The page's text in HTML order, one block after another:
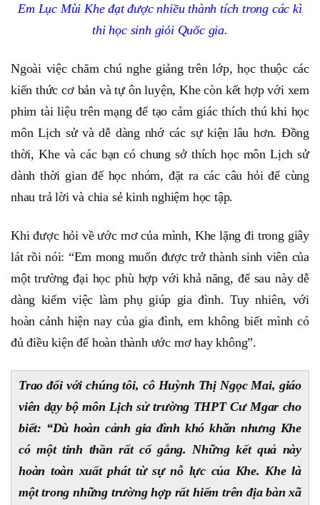
Em Lục Mùi Khe đạt được nhiều thành tích trong các kì
thi học sinh giỏi Quốc gia.
Ngoài việc chăm chú nghe giảng trên lớp, học thuộc các
kiến thức cơ bản và tự ôn luyện, Khe còn kết hợp với xem
phim tài liệu trên mạng để tạo cảm giác thích thú khi học
môn Lịch sử và dễ dàng nhớ các sự kiện lâu hơn. Đồng
thời, Khe và các bạn có chung sở thích học môn Lịch sử
dành thời gian để học nhóm, đặt ra các câu hỏi để cùng
nhau trả lời và chia sẻ kinh nghiệm học tập.
Khi được hỏi về ước mơ của mình, Khe lặng đi trong giây
lát rồi nói: “Em mong muốn được trở thành sinh viên của
một trường đại học phù hợp với khả năng, để sau này dễ
dàng kiếm việc làm phụ giúp gia đình. Tuy nhiên, với
hoàn cảnh hiện nay của gia đình, em không biết mình có
đủ điều kiện để hoàn thành ước mơ hay không”.
Trao đổi với chúng tôi, cô Huỳnh Thị Ngọc Mai, giáo
viên dạy bộ môn Lịch sử trường THPT Cư Mgar cho
biết: “Dù hoàn cảnh gia đình khó khăn nhưng Khe
có một tinh thần rất cố gắng. Những kết quả này
hoàn toàn xuất phát từ sự nỗ lực của Khe. Khe là
một trong những trường hợp rất hiếm trên địa bàn xã